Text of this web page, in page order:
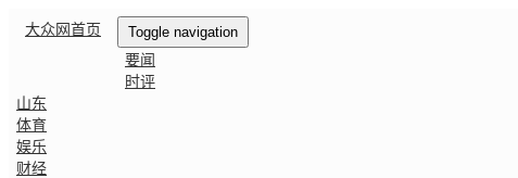
Toggle navigation
大众网首页
要闻
时评
山东
体育
娱乐
财经